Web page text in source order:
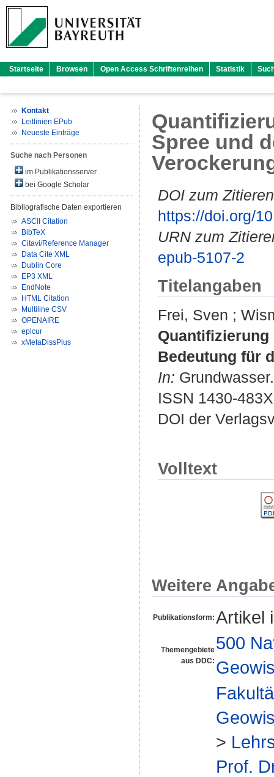
Startseite Browsen Open Access Schriftenreihen Statistik
Kontakt
Leitlinien EPub
Neueste Einträge
Suche nach Personen
im Publikationsserver
bei Google Scholar
Bibliografische Daten exportieren
ASCII Citation
BibTeX
Citavi/Reference Manager
Data Cite XML
Dublin Core
EP3 XML
EndNote
HTML Citation
Multiline CSV
OPENAIRE
epicur
xMetaDissPlus
Spree und
DOI zum
https://doi.org/
URN zum
epub-5107-2
Titelangaben
Frei, Sven ;
Bedeutung für
In:
ISSN 1430-483X
DOI der
Volltext
Weitere
Publikationsform: Artikel
Themengebiete
aus DDC:
500
>
Prof.